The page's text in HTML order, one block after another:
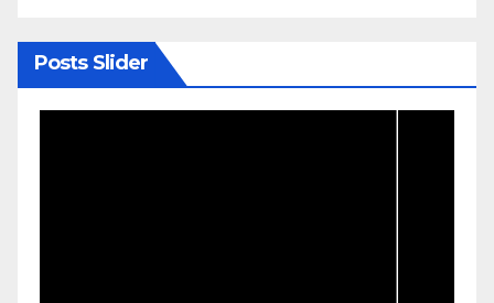
Posts Slider